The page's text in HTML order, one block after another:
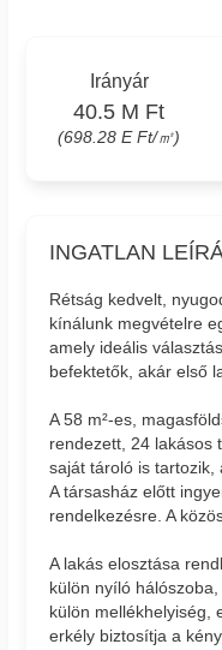
Irányár
40.5 M Ft
(698.28 E Ft/㎡)
INGATLAN
Rétság kedvelt,
kínálunk megvételre
amely ideális
befektetők, akár első
A 58 m²-es,
rendezett, 24 lakásos
saját tároló is tartozik,
A társasház előtt
rendelkezésre. A
A lakás elosztása
külön nyíló
külön mellékhelyiség,
erkély biztosítja a